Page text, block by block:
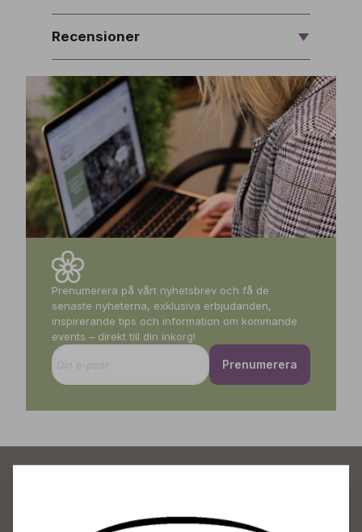
Recensioner
Prenumerera på vårt nyhetsbrev och få de
senaste nyheterna, exklusiva erbjudanden,
inspirerande tips och information om kommande
events – direkt till din inkorg!
Prenumerera